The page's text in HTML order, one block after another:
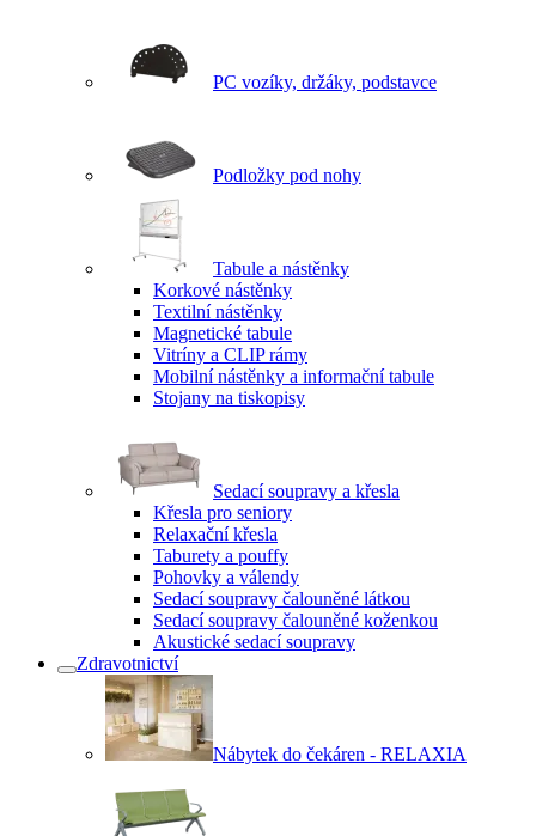
PC vozíky, držáky, podstavce
Podložky pod nohy
Tabule a nástěnky
Korkové nástěnky
Textilní nástěnky
Magnetické tabule
Vitríny a CLIP rámy
Mobilní nástěnky a informační tabule
Stojany na tiskopisy
Sedací soupravy a křesla
Křesla pro seniory
Relaxační křesla
Taburety a pouffy
Pohovky a válendy
Sedací soupravy čalouněné látkou
Sedací soupravy čalouněné koženkou
Akustické sedací soupravy
Zdravotnictví
Nábytek do čekáren - RELAXIA